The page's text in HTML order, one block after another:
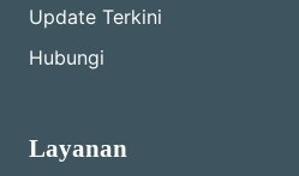
Update Terkini
Hubungi
Layanan